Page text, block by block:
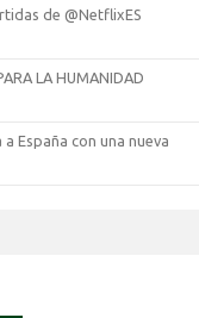
de @NetflixES
LA HUMANIDAD
España con una nueva